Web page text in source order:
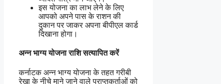
इस योजना का लाभ लेने के लिए
आपको अपने पास के राशन की
दुकान पर जाकर अपना बीपीएल कार्ड
दिखाना होगा।
अन्न भाग्य योजना राशि सत्यापित करें
कर्नाटक अन्न भाग्य योजना के तहत गरीबी
रेखा के नीचे माने जाने वाले प्राप्तकर्ताओं को